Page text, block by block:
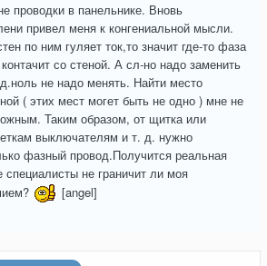
проводки в панельнике. Вновь
привел меня к конгениальной мысли.
по ним гуляет ток,то значит где-то фаза
со стеной. А сл-но надо заменить
не надо менять. Найти место
( этих мест могет быть не одно ) мне не
Таким образом, от щитка или
выключателям и т. д. нужно
фазный провод.Получится реальная
не граничит ли моя
[angel]